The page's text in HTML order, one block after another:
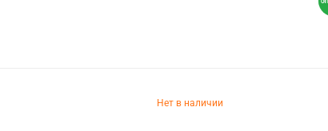
Нет в наличии